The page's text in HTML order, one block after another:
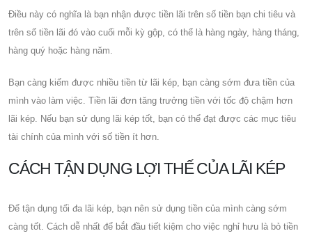
Điều này có nghĩa là bạn nhận được tiền lãi trên số tiền bạn chi tiêu và
trên số tiền lãi đó vào cuối mỗi kỳ gộp, có thể là hàng ngày, hàng tháng,
hàng quý hoặc hàng năm.
Bạn càng kiếm được nhiều tiền từ lãi kép, bạn càng sớm đưa tiền của
mình vào làm việc. Tiền lãi đơn tăng trưởng tiền với tốc độ chậm hơn
lãi kép. Nếu bạn sử dụng lãi kép tốt, bạn có thể đạt được các mục tiêu
tài chính của mình với số tiền ít hơn.
CÁCH TẬN DỤNG LỢI THẾ CỦA LÃI KÉP
Để tận dụng tối đa lãi kép, bạn nên sử dụng tiền của mình càng sớm
càng tốt. Cách dễ nhất để bắt đầu tiết kiệm cho việc nghỉ hưu là bỏ tiền